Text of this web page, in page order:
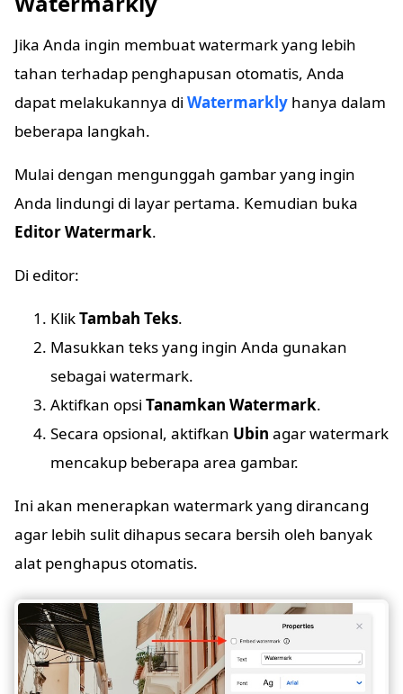
Jika Anda ingin membuat watermark yang lebih
tahan terhadap penghapusan otomatis, Anda
dapat melakukannya di Watermarkly hanya dalam
beberapa langkah.
Mulai dengan mengunggah gambar yang ingin
Anda lindungi di layar pertama. Kemudian buka
Editor Watermark.
Di editor:
KlikTambah Teks.
Masukkan teks yang ingin Anda gunakan
sebagai watermark.
Aktifkan opsi Tanamkan Watermark.
Secara opsional, aktifkan Ubin agar watermark
mencakup beberapa area gambar.
Ini akan menerapkan watermark yang dirancang
agar lebih sulit dihapus secara bersih oleh banyak
alat penghapus otomatis.